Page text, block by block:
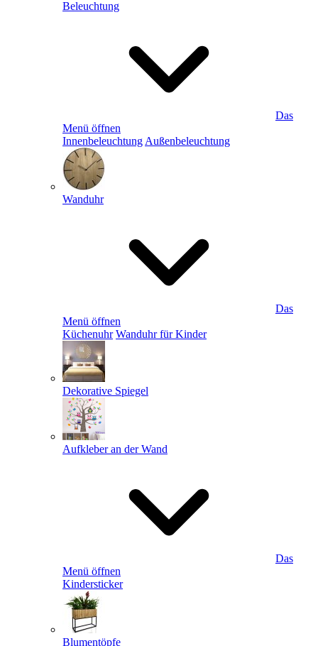
Beleuchtung
Das
Menü öffnen
Innenbeleuchtung Außenbeleuchtung
Wanduhr
Das
Menü öffnen
Küchenuhr Wanduhr für Kinder
Dekorative Spiegel
Aufkleber an der Wand
Das
Menü öffnen
Kindersticker
Blumentöpfe